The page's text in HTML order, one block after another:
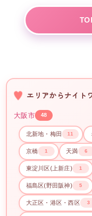
エリアからナイト
大阪市 48
北新地・梅田 11
京橋 1 天満 6
東淀川区(上新庄) 1
福島区(野田阪神) 5
大正区・港区・西区 3